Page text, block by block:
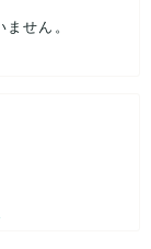
汚れ有り。
せん。